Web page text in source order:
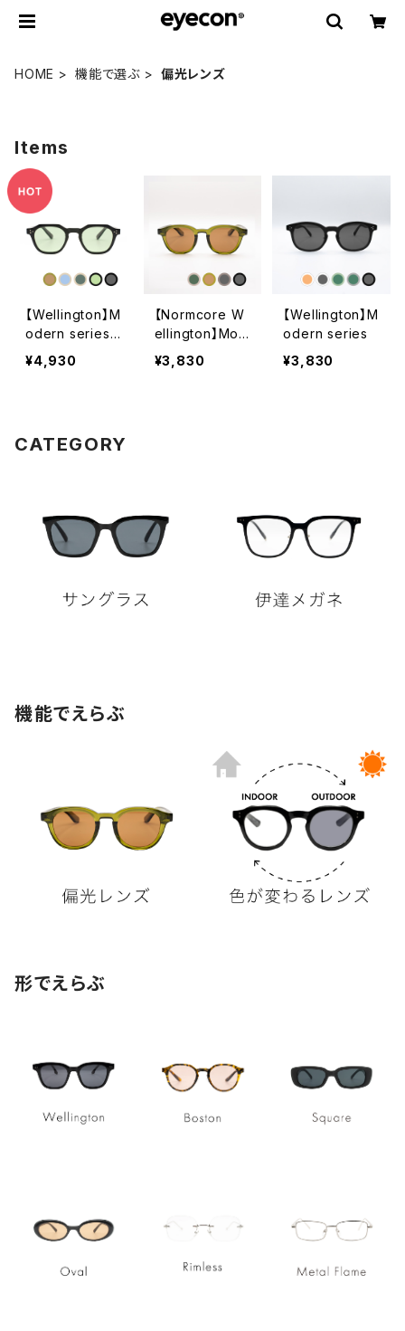
HOME 機能で選ぶ 偏光レンズ
Items
【Wellington】M
odern series
（偏光レンズ仕
様）
¥4,930
【Normcore W
ellington】Mod
ern series
¥3,830
【Wellington】M
odern series
¥3,830
CATEGORY
機能でえらぶ
形でえらぶ